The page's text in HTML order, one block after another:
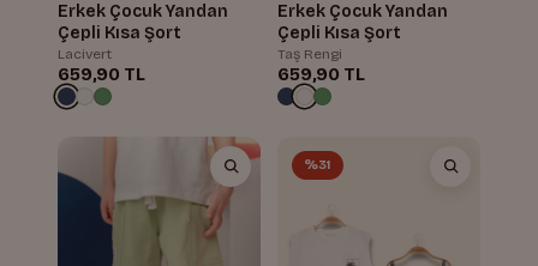
Erkek Çocuk Yandan
Çepli Kısa Şort
Lacivert
659,90 TL
Erkek Çocuk Yandan
Çepli Kısa Şort
Taş Rengi
659,90 TL
%31